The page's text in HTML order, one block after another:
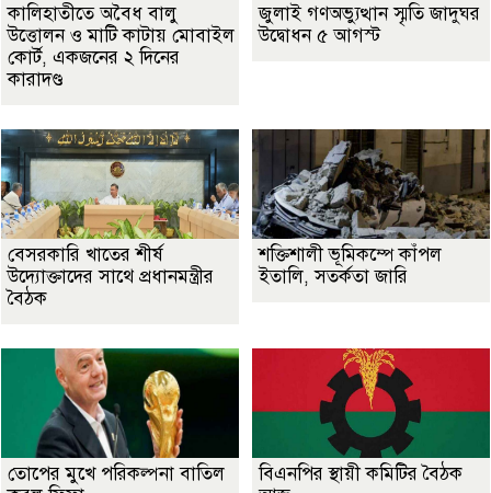
কালিহাতীতে অবৈধ বালু
উত্তোলন ও মাটি কাটায় মোবাইল
কোর্ট, একজনের ২ দিনের
কারাদণ্ড
জুলাই গণঅভ্যুত্থান স্মৃতি জাদুঘর
উদ্বোধন ৫ আগস্ট
বেসরকারি খাতের শীর্ষ
উদ্যোক্তাদের সাথে প্রধানমন্ত্রীর
বৈঠক
শক্তিশালী ভূমিকম্পে কাঁপল
ইতালি, সতর্কতা জারি
তোপের মুখে পরিকল্পনা বাতিল
বিএনপির স্থায়ী কমিটির বৈঠক